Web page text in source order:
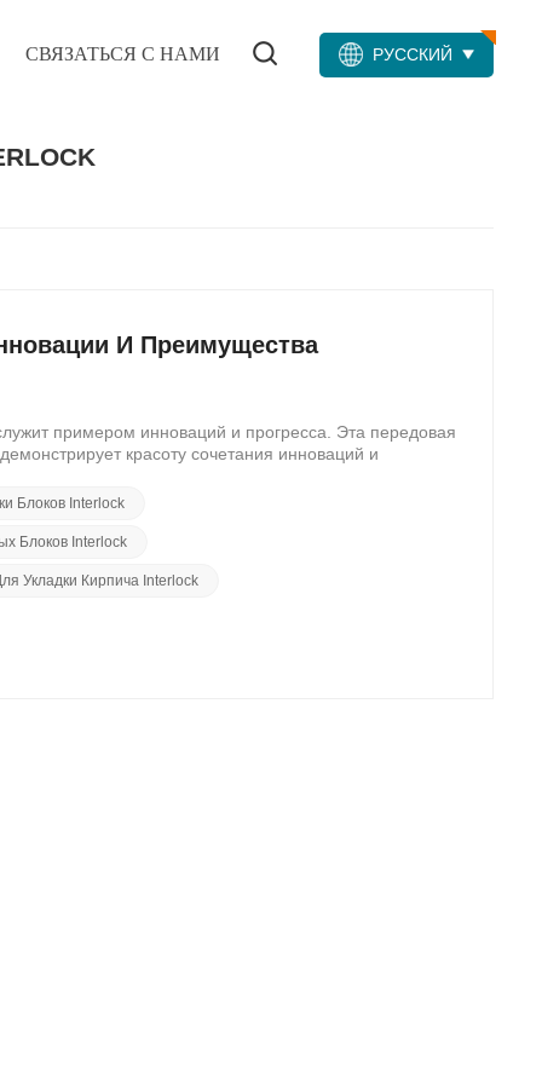
РУССКИЙ
СВЯЗАТЬСЯ С НАМИ
И Преимущества
примером инноваций и прогресса. Эта передовая
красоту сочетания инноваций и
материалы и энергоэффективные процессы,
при производстве высококачественных блоков
экологичного вибропресса — это не просто
к более светлому и устойчивому миру.В заключение
пример инновационного дизайна и экологичных
экологичное будущее для будущих поколений.
Блоков Interlock
Блоков Interlock
Укладки Кирпича Interlock